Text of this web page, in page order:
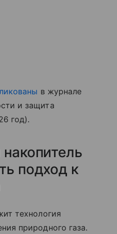
в журнале
и защита
год).
подход к
технология
природного газа.